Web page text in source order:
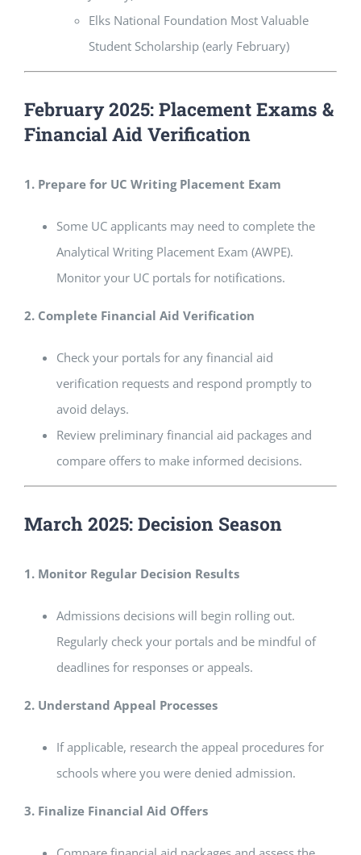
Elks National Foundation Most Valuable
Student Scholarship (early February)
February 2025: Placement Exams &
Financial Aid Verification
1. Prepare for UC Writing Placement Exam
Some UC applicants may need to complete the
Analytical Writing Placement Exam (AWPE).
Monitor your UC portals for notifications.
2. Complete Financial Aid Verification
Check your portals for any financial aid
verification requests and respond promptly to
avoid delays.
Review preliminary financial aid packages and
compare offers to make informed decisions.
March 2025: Decision Season
1. Monitor Regular Decision Results
Admissions decisions will begin rolling out.
Regularly check your portals and be mindful of
deadlines for responses or appeals.
2. Understand Appeal Processes
If applicable, research the appeal procedures for
schools where you were denied admission.
3. Finalize Financial Aid Offers